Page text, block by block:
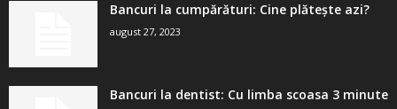
Bancuri la cumpărături: Cine plătește azi?
august 27, 2023
Bancuri la dentist: Cu limba scoasa 3 minute